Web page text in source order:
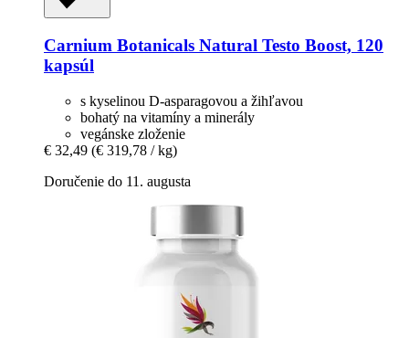
Carnium Botanicals Natural Testo Boost, 120
kapsúl
s kyselinou D-asparagovou a žihľavou
bohatý na vitamíny a minerály
vegánske zloženie
€ 32,49 (€ 319,78 / kg)
Doručenie do 11. augusta